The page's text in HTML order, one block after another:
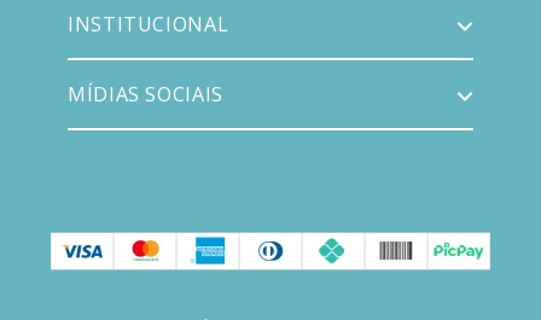
INSTITUCIONAL
MÍDIAS SOCIAIS